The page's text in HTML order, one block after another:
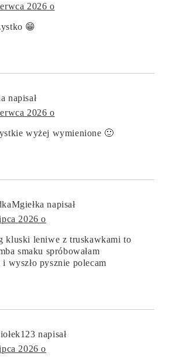
2026 o
😁
napisał
2026 o
wyżej wymienione 🙂
napisał
2026 o
kluski leniwe z truskawkami to
smaku spróbowałam
wyszło pysznie polecam
napisał
2026 o